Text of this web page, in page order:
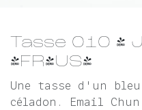
Tasse 010 -
(FR/US)
Une tasse d'un
céladon. Email